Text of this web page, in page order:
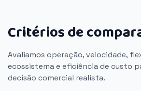
Critérios de
Avaliamos operação, velocidade,
ecossistema e eficiência de custo
decisão comercial realista.